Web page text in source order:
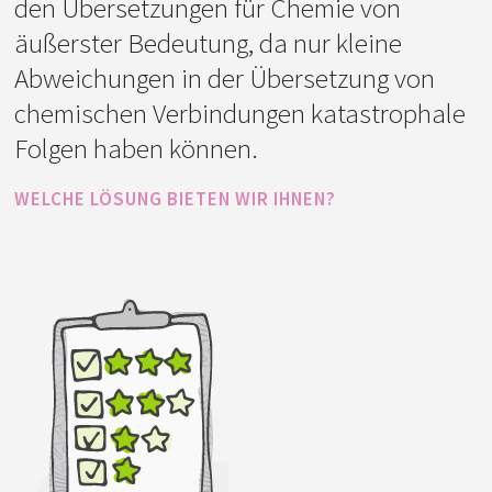
den Übersetzungen für Chemie von
äußerster Bedeutung, da nur kleine
Abweichungen in der Übersetzung von
chemischen Verbindungen katastrophale
Folgen haben können.
WELCHE LÖSUNG BIETEN WIR IHNEN?
besonders achtsam und ziehen auch
Experten aus dem Fachbereich heran.
Während des Übersetzungsprozesses
erstellen wir auch ein Glossar aller
verwendeten Fachbegriffe, das wir dann
bei der Übersetzung strickt